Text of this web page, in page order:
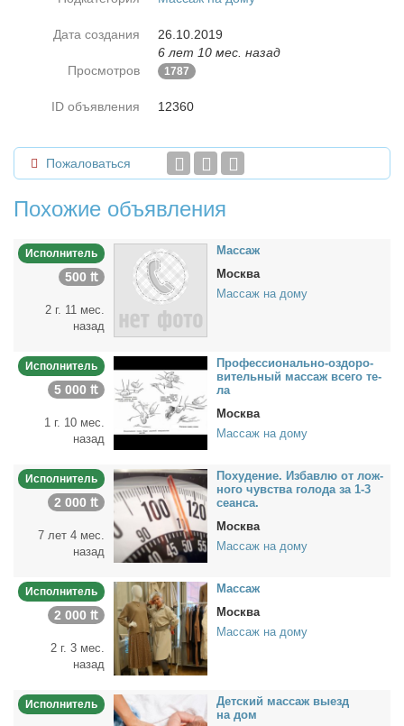
Дата создания
26.10.2019
6 лет 10 мес. назад
Просмотров
1787
ID объявления 12360
Пожаловаться
Похожие объявления
Исполнитель
500 ₶
2 г. 11 мес.
назад
Мас­саж
Москва
Массаж на дому
Исполнитель
5 000 ₶
1 г. 10 мес.
назад
Про­фес­сио­наль­но-оздо­ро­
ви­тель­ный мас­саж все­го те­
ла
Москва
Массаж на дому
Исполнитель
2 000 ₶
7 лет 4 мес.
назад
По­ху­де­ние. Из­бав­лю от лож­
но­го чув­ства го­ло­да за 1-3
се­ан­са.
Москва
Массаж на дому
Исполнитель
2 000 ₶
2 г. 3 мес.
назад
Мас­саж
Москва
Массаж на дому
Исполнитель
Дет­ский мас­саж вы­езд
на дом